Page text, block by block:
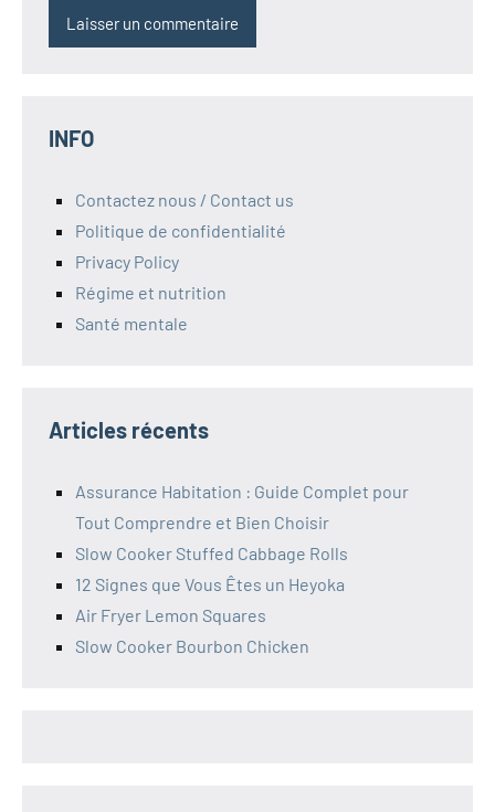
INFO
Contactez nous / Contact us
Politique de confidentialité
Privacy Policy
Régime et nutrition
Santé mentale
Articles récents
Assurance Habitation : Guide Complet pour
Tout Comprendre et Bien Choisir
Slow Cooker Stuffed Cabbage Rolls
12 Signes que Vous Êtes un Heyoka
Air Fryer Lemon Squares
Slow Cooker Bourbon Chicken